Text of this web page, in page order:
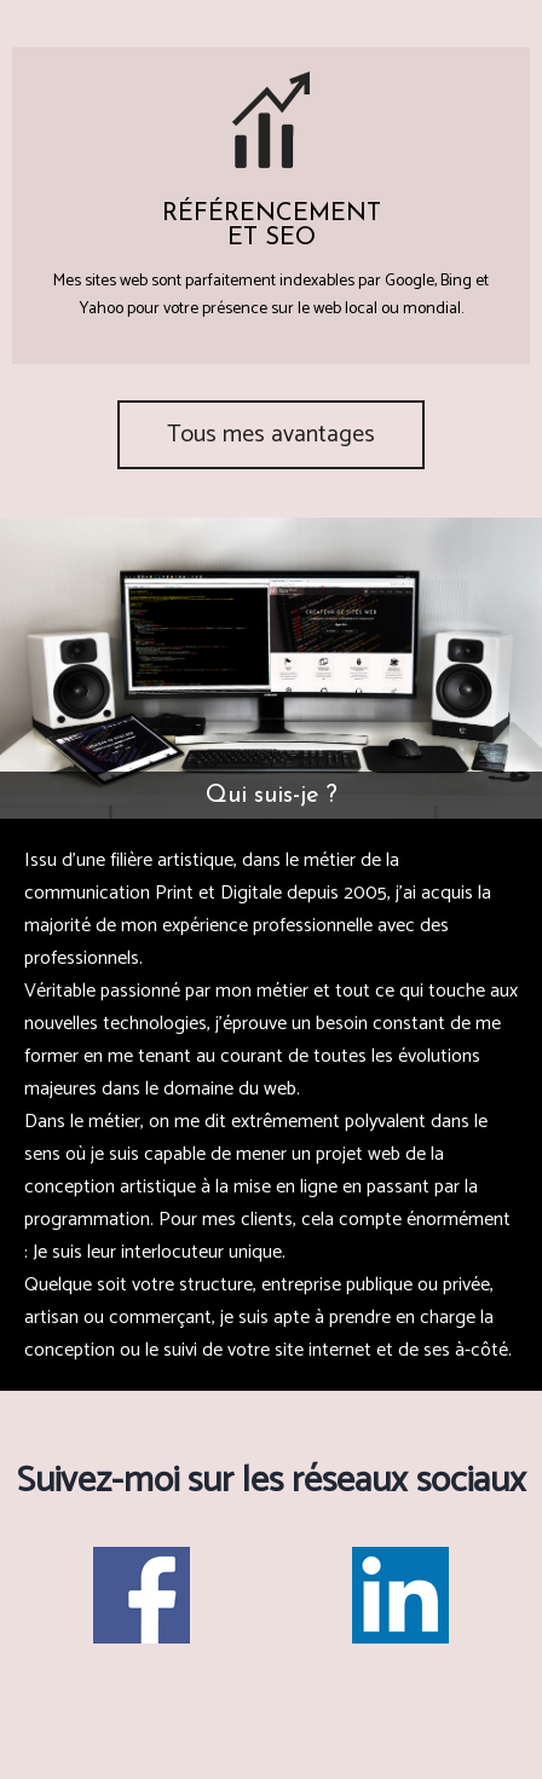
RÉFÉRENCEMENT
ET SEO
Mes sites web sont parfaitement indexables par Google, Bing et
Yahoo pour votre présence sur le web local ou mondial.
Tous mes avantages
Qui suis-je ?
Issu d'une filière artistique, dans le métier de la
communication Print et Digitale depuis 2005, j'ai acquis la
majorité de mon expérience professionnelle avec des
professionnels.
Véritable passionné par mon métier et tout ce qui touche aux
nouvelles technologies, j'éprouve un besoin constant de me
former en me tenant au courant de toutes les évolutions
majeures dans le domaine du web.
Dans le métier, on me dit extrêmement polyvalent dans le
sens où je suis capable de mener un projet web de la
conception artistique à la mise en ligne en passant par la
programmation. Pour mes clients, cela compte énormément
: Je suis leur interlocuteur unique.
Quelque soit votre structure, entreprise publique ou privée,
artisan ou commerçant, je suis apte à prendre en charge la
conception ou le suivi de votre site internet et de ses à-côté.
Suivez-moi sur les réseaux sociaux